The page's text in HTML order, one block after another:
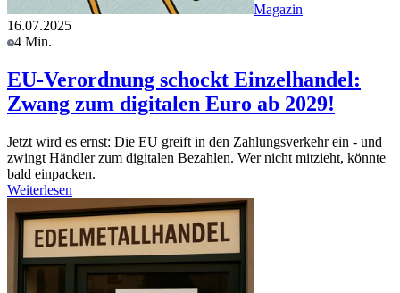
Magazin
16.07.2025
4 Min.
EU-Verordnung schockt Einzelhandel:
Zwang zum digitalen Euro ab 2029!
Jetzt wird es ernst: Die EU greift in den Zahlungsverkehr ein - und
zwingt Händler zum digitalen Bezahlen. Wer nicht mitzieht, könnte
bald einpacken.
Weiterlesen